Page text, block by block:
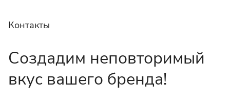
Контакты
Создадим неповторимый
вкус вашего бренда!